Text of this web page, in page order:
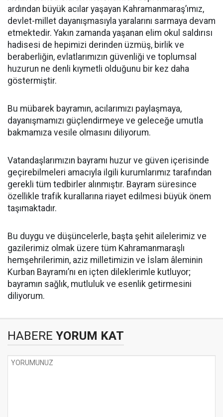
ardından büyük acılar yaşayan Kahramanmaraş’ımız,
devlet-millet dayanışmasıyla yaralarını sarmaya devam
etmektedir. Yakın zamanda yaşanan elim okul saldırısı
hadisesi de hepimizi derinden üzmüş, birlik ve
beraberliğin, evlatlarımızın güvenliği ve toplumsal
huzurun ne denli kıymetli olduğunu bir kez daha
göstermiştir.
Bu mübarek bayramın, acılarımızı paylaşmaya,
dayanışmamızı güçlendirmeye ve geleceğe umutla
bakmamıza vesile olmasını diliyorum.
Vatandaşlarımızın bayramı huzur ve güven içerisinde
geçirebilmeleri amacıyla ilgili kurumlarımız tarafından
gerekli tüm tedbirler alınmıştır. Bayram süresince
özellikle trafik kurallarına riayet edilmesi büyük önem
taşımaktadır.
Bu duygu ve düşüncelerle, başta şehit ailelerimiz ve
gazilerimiz olmak üzere tüm Kahramanmaraşlı
hemşehrilerimin, aziz milletimizin ve İslam âleminin
Kurban Bayramı’nı en içten dileklerimle kutluyor;
bayramın sağlık, mutluluk ve esenlik getirmesini
diliyorum.
HABERE YORUM KAT